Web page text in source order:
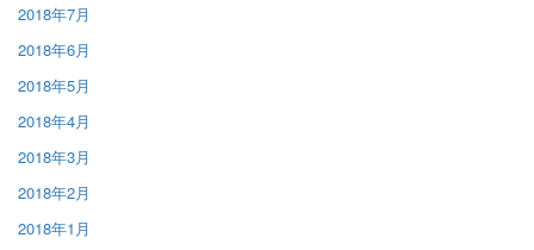
2018年7月
2018年6月
2018年5月
2018年4月
2018年3月
2018年2月
2018年1月